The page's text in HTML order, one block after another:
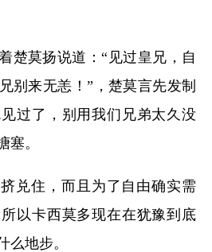
楚莫扬说道：“见过皇兄，自
别来无恙！”，楚莫言先发制
过了，别用我们兄弟太久没
塞。
兑住，而且为了自由确实需
以卡西莫多现在在犹豫到底
么地步。